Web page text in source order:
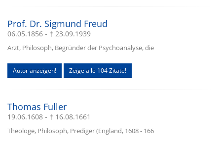
Prof. Dr. Sigmund Freud
06.05.1856 - † 23.09.1939
Arzt, Philosoph, Begründer der Psychoanalyse, die
Autor anzeigen! Zeige alle 104 Zitate!
Thomas Fuller
19.06.1608 - † 16.08.1661
Theologe, Philosoph, Prediger (England, 1608 - 166